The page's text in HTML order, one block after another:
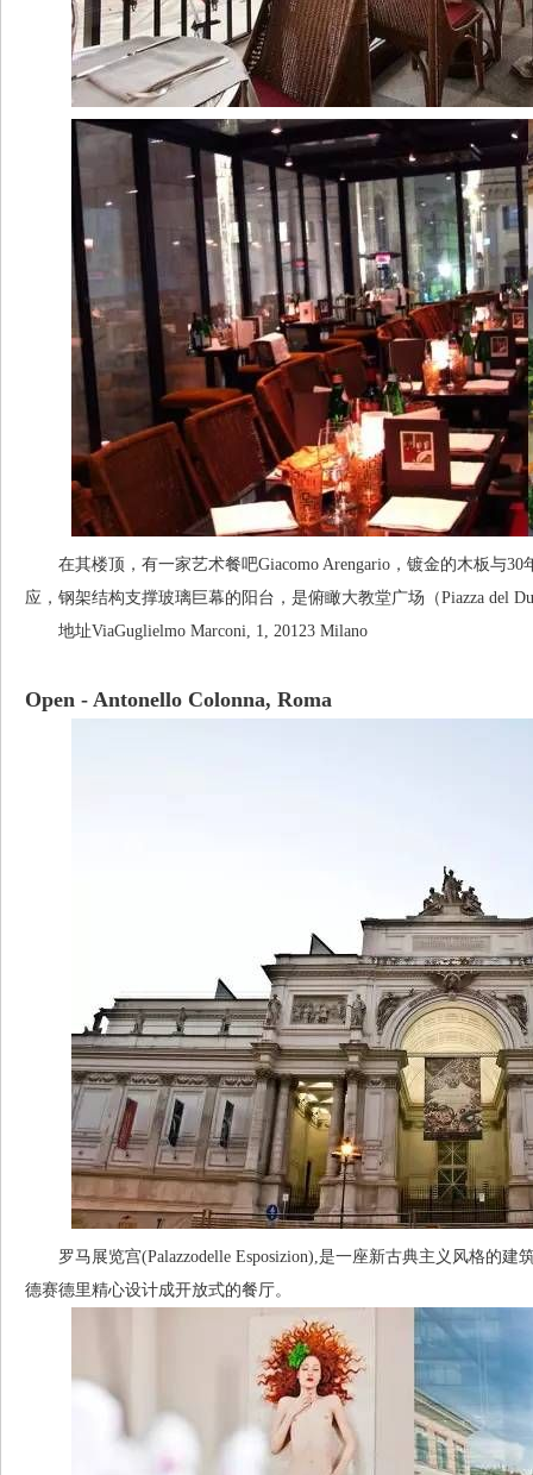
在其楼顶，有一家艺术餐吧Giacomo Arengario，镀金的木板与30
应，钢架结构支撑玻璃巨幕的阳台，是俯瞰大教堂广场（Piazza del
地址ViaGuglielmo Marconi, 1, 20123 Milano
Open - Antonello Colonna, Roma
罗马展览宫(Palazzodelle Esposizion),是一座新古典主义风格的建
德赛德里精心设计成开放式的餐厅。